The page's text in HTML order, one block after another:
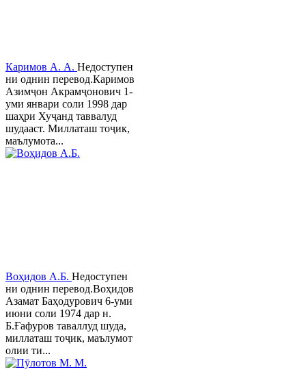
Каримов А. А. Недоступен
ни однин перевод.Каримов
Азимҷон Акрамҷонович 1-
уми январи соли 1998 дар
шаҳри Хуҷанд таввалуд
шудааст. Миллаташ тоҷик,
маълумота...
Воҳидов А.Б. Недоступен
ни однин перевод.Воҳидов
Азамат Баҳодурович 6-уми
июни соли 1974 дар н.
Б.Ғафуров таваллуд шуда,
миллаташ тоҷик, маълумот
олии ти...